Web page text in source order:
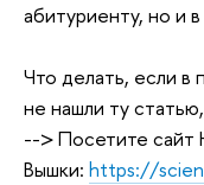
абитуриенту, но и
Что делать, если в
не нашли ту
--> Посетите сайт
Вышки: https://